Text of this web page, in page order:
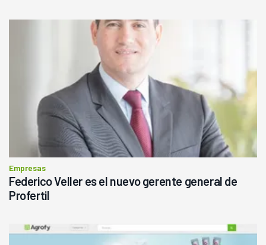
Empresas
Federico Veller es el nuevo gerente general de
Profertil